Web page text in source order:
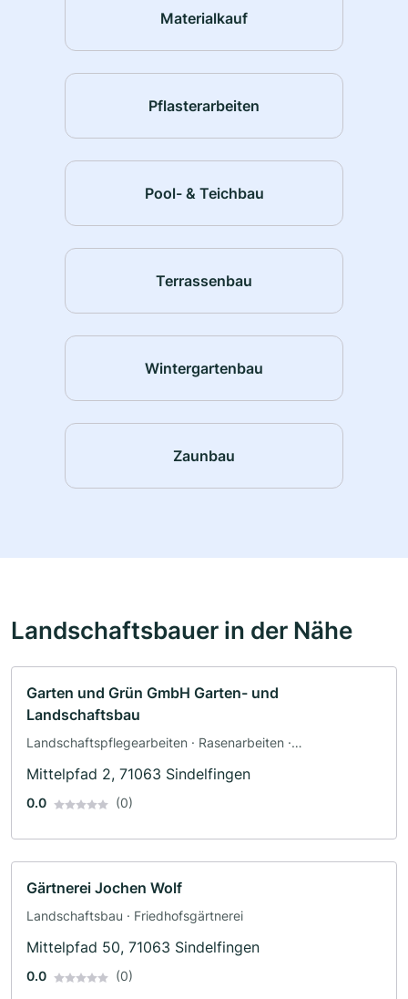
Materialkauf
Pflasterarbeiten
Pool- & Teichbau
Terrassenbau
Wintergartenbau
Zaunbau
Landschaftsbauer in der Nähe
Garten und Grün GmbH Garten- und
Landschaftsbau
Landschaftspflegearbeiten · Rasenarbeiten ·
Mittelpfad 2, 71063 Sindelfingen
0.0 (0)
Gärtnerei Jochen Wolf
Landschaftsbau · Friedhofsgärtnerei
Mittelpfad 50, 71063 Sindelfingen
0.0 (0)